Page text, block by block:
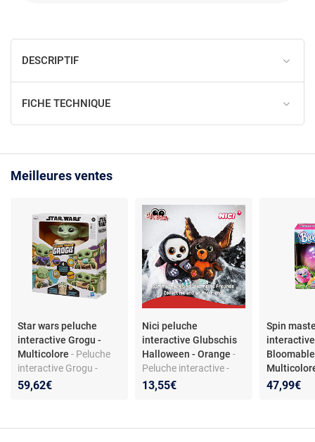
DESCRIPTIF
FICHE TECHNIQUE
Meilleures ventes
Star wars peluche
interactive Grogu -
Multicolore - Peluche
interactive Grogu -
textile - fonctionne avec
59,62€
Nici peluche
interactive Glubschis
Halloween - Orange-
Peluche interactive -
collection Glubschis -
13,55€
Spin
interactive
interactive
47,99€